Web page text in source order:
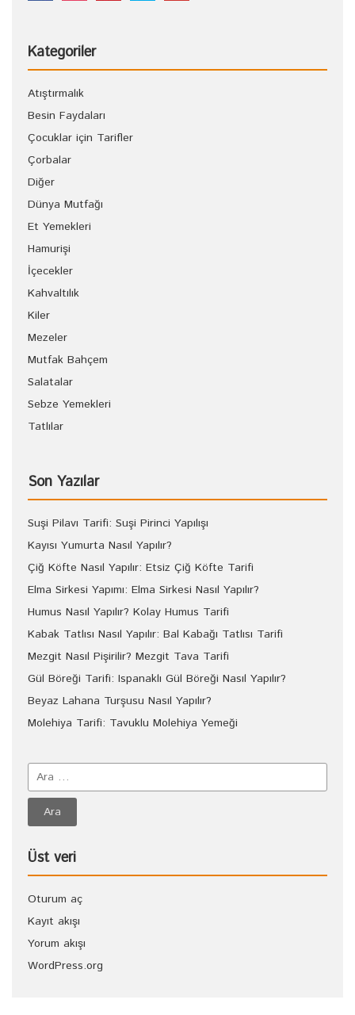
Kategoriler
Atıştırmalık
Besin Faydaları
Çocuklar için Tarifler
Çorbalar
Diğer
Dünya Mutfağı
Et Yemekleri
Hamurişi
İçecekler
Kahvaltılık
Kiler
Mezeler
Mutfak Bahçem
Salatalar
Sebze Yemekleri
Tatlılar
Son Yazılar
Suşi Pilavı Tarifi: Suşi Pirinci Yapılışı
Kayısı Yumurta Nasıl Yapılır?
Çiğ Köfte Nasıl Yapılır: Etsiz Çiğ Köfte Tarifi
Elma Sirkesi Yapımı: Elma Sirkesi Nasıl Yapılır?
Humus Nasıl Yapılır? Kolay Humus Tarifi
Kabak Tatlısı Nasıl Yapılır: Bal Kabağı Tatlısı Tarifi
Mezgit Nasıl Pişirilir? Mezgit Tava Tarifi
Gül Böreği Tarifi: Ispanaklı Gül Böreği Nasıl Yapılır?
Beyaz Lahana Turşusu Nasıl Yapılır?
Molehiya Tarifi: Tavuklu Molehiya Yemeği
Üst veri
Oturum aç
Kayıt akışı
Yorum akışı
WordPress.org